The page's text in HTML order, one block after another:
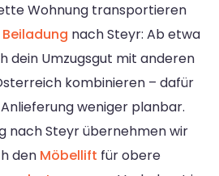
Wohnung transportieren
Beiladung nach Steyr: Ab etwa
dein Umzugsgut mit anderen
kombinieren – dafür
weniger planbar.
nach Steyr übernehmen wir
den Möbellift für obere